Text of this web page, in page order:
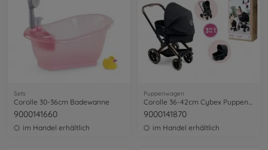
Sets
Corolle 30-36cm Badewanne
9000141660
im Handel erhältlich
Puppenwagen
9000141870
im Handel erhältlich